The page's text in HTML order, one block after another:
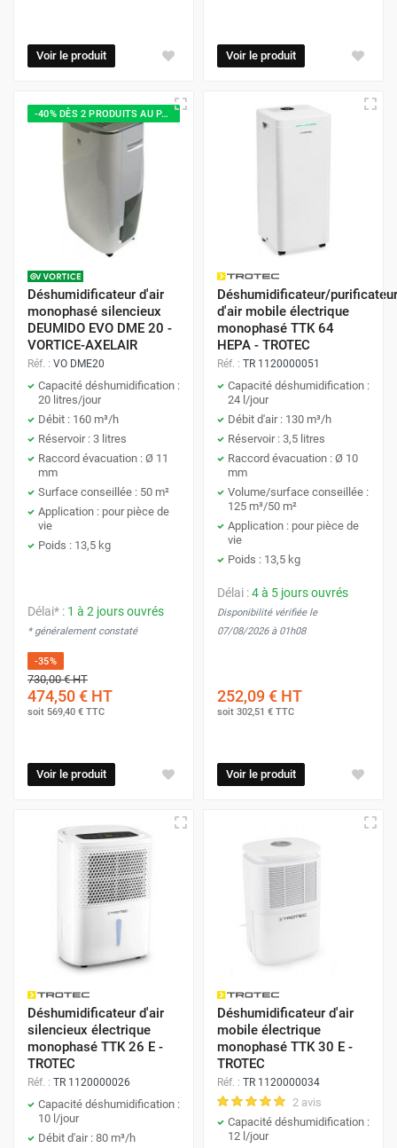
Voir le produit Voir le produit
-40% DÈS 2 PRODUITS AU PANIER
Déshumidificateur d'air
monophasé silencieux
DEUMIDO EVO DME 20 -
VORTICE-AXELAIR
Réf. : VO DME20
Capacité déshumidification :
20 litres/jour
Débit : 160 m³/h
Réservoir : 3 litres
Raccord évacuation : Ø 11
mm
Surface conseillée : 50 m²
Application : pour pièce de
vie
Poids : 13,5 kg
Délai* : 1 à 2 jours ouvrés
* généralement constaté
-35%
730,00 €HT
474,50 € HT
soit 569,40 € TTC
Voir le produit
Déshumidificateur/purificateur
d'air mobile électrique
monophasé TTK 64
HEPA - TROTEC
Réf. : TR 1120000051
Capacité déshumidification :
24 l/jour
Débit d'air : 130 m³/h
Réservoir : 3,5 litres
Raccord évacuation : Ø 10
mm
Volume/surface conseillée :
125 m³/50 m²
Application : pour pièce de
vie
Poids : 13,5 kg
Délai :4 à 5 jours ouvrés
Disponibilité vérifiée le
07/08/2026 à 01h08
252,09 € HT
soit 302,51 € TTC
Voir le produit
Déshumidificateur d'air
silencieux électrique
monophasé TTK 26 E -
TROTEC
Réf. : TR 1120000026
Capacité déshumidification :
10 l/jour
Débit d'air : 80 m³/h
Déshumidificateur d'air
mobile électrique
monophasé TTK 30 E -
TROTEC
Réf. : TR 1120000034
2 avis
Capacité déshumidification :
12 l/jour